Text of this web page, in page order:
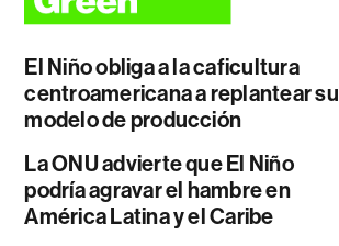
El Niño obliga a la caficultura
centroamericana a replantear su
modelo de producción
La ONU advierte que El Niño
podría agravar el hambre en
América Latina y el Caribe